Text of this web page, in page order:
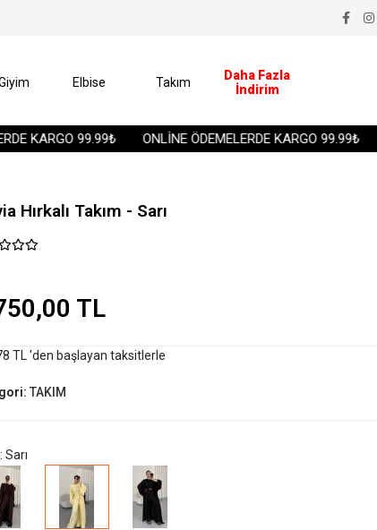
KARGO 99.99₺ ONLİNE ÖDEMELERDE KARGO 99.99₺
Elbise Takım
Daha Fazla
İndirim
Hırkalı Takım - Sarı
TL
TL 'den başlayan taksitlerle
TAKIM
Sarı